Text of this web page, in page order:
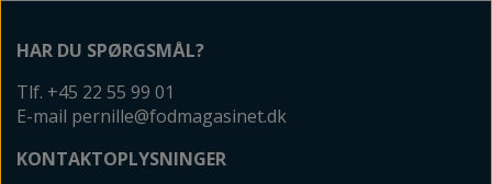
HAR DU SPØRGSMÅL?
Tlf. +45 22 55 99 01
E-mail pernille@fodmagasinet.dk
KONTAKTOPLYSNINGER